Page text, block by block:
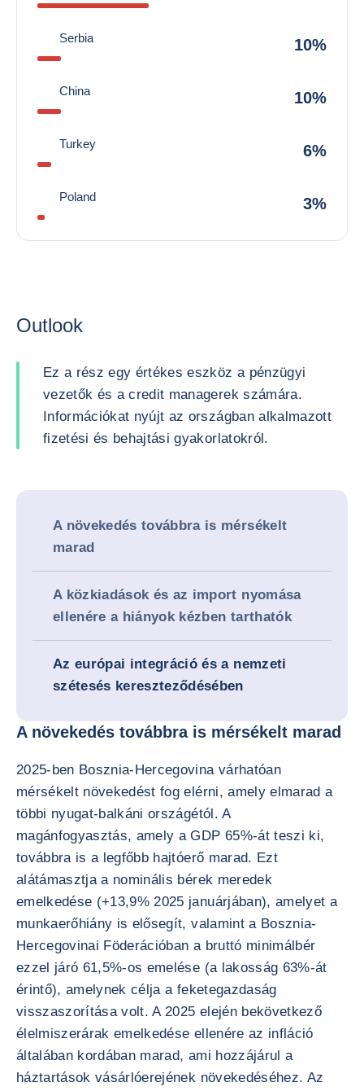
Serbia 10%
China 10%
Turkey 6%
Poland 3%
Outlook
Ez a rész egy értékes eszköz a pénzügyi
vezetők és a credit managerek számára.
Információkat nyújt az országban alkalmazott
fizetési és behajtási gyakorlatokról.
A növekedés továbbra is mérsékelt
marad
A közkiadások és az import nyomása
ellenére a hiányok kézben tarthatók
Az európai integráció és a nemzeti
szétesés kereszteződésében
A növekedés továbbra is mérsékelt marad
2025-ben Bosznia-Hercegovina várhatóan
mérsékelt növekedést fog elérni, amely elmarad a
többi nyugat-balkáni országétól. A
magánfogyasztás, amely a GDP 65%-át teszi ki,
továbbra is a legfőbb hajtóerő marad. Ezt
alátámasztja a nominális bérek meredek
emelkedése (+13,9% 2025 januárjában), amelyet a
munkaerőhiány is elősegít, valamint a Bosznia-
Hercegovinai Föderációban a bruttó minimálbér
ezzel járó 61,5%-os emelése (a lakosság 63%-át
érintő), amelynek célja a feketegazdaság
visszaszorítása volt. A 2025 elején bekövetkező
élelmiszerárak emelkedése ellenére az infláció
általában kordában marad, ami hozzájárul a
háztartások vásárlóerejének növekedéséhez. Az